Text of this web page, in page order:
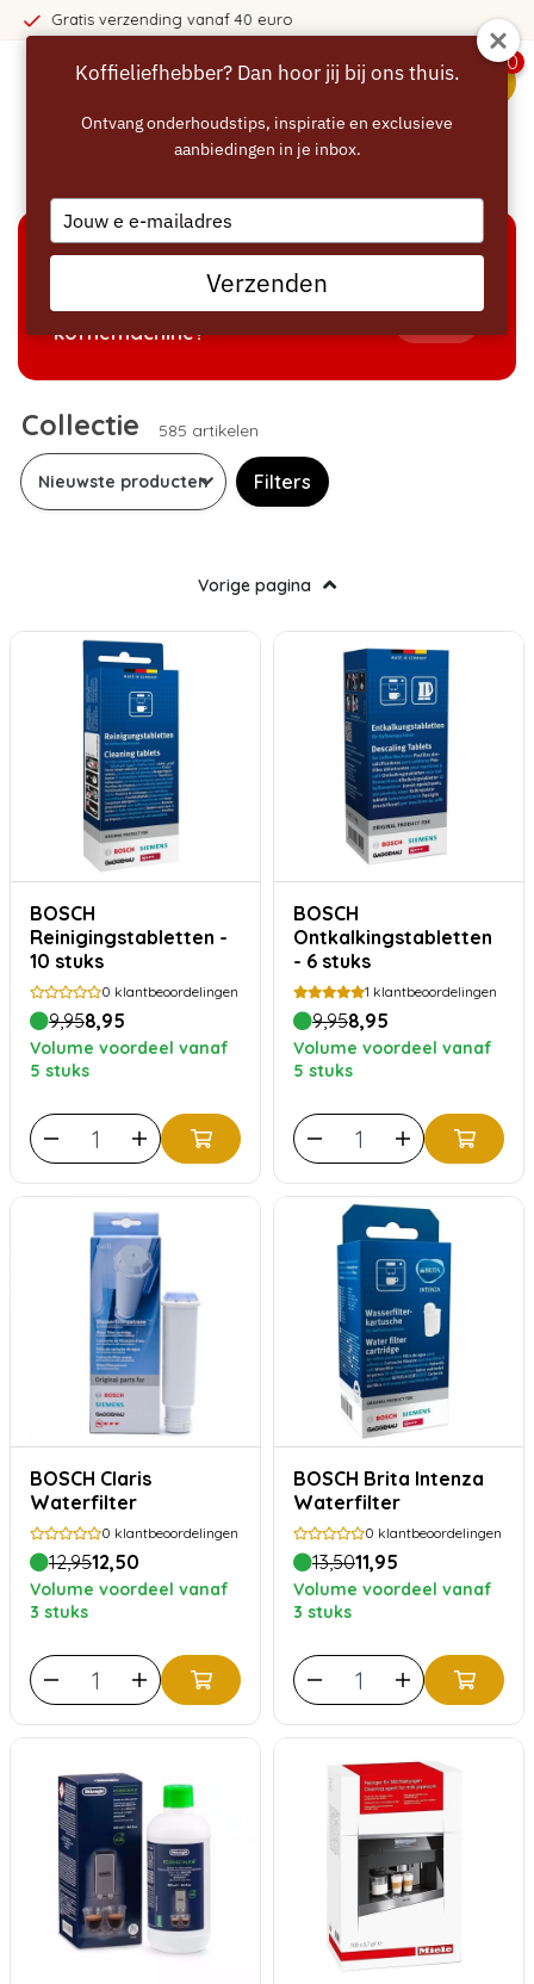
0
Welke producten passen bij mijn
koffiemachine?
Collectie 585 artikelen
Filters
Vorige pagina
BOSCH
Reinigingstabletten -
10 stuks
0 klantbeoordelingen
9,958,95
Volume voordeel vanaf
5 stuks
BOSCH
Ontkalkingstabletten
- 6 stuks
1 klantbeoordelingen
9,958,95
Volume voordeel vanaf
5 stuks
BOSCH Claris
Waterfilter
0 klantbeoordelingen
12,9512,50
Volume voordeel vanaf
3 stuks
BOSCH Brita Intenza
Waterfilter
0 klantbeoordelingen
13,5011,95
Volume voordeel vanaf
3 stuks
Koffieliefhebber? Dan hoor jij bij ons thuis.
Ontvang onderhoudstips, inspiratie en exclusieve
aanbiedingen in je inbox.
Type
your
email
Verzenden